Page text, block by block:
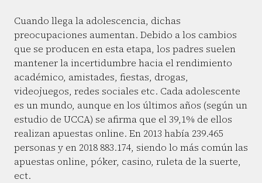
Cuando llega la adolescencia, dichas
preocupaciones aumentan. Debido a los cambios
que se producen en esta etapa, los padres suelen
mantener la incertidumbre hacia el rendimiento
académico, amistades, fiestas, drogas,
videojuegos, redes sociales etc. Cada adolescente
es un mundo, aunque en los últimos años (según un
estudio de UCCA) se afirma que el 39,1% de ellos
realizan apuestas online. En 2013 había 239.465
personas y en 2018 883.174, siendo lo más común las
apuestas online, póker, casino, ruleta de la suerte,
ect.